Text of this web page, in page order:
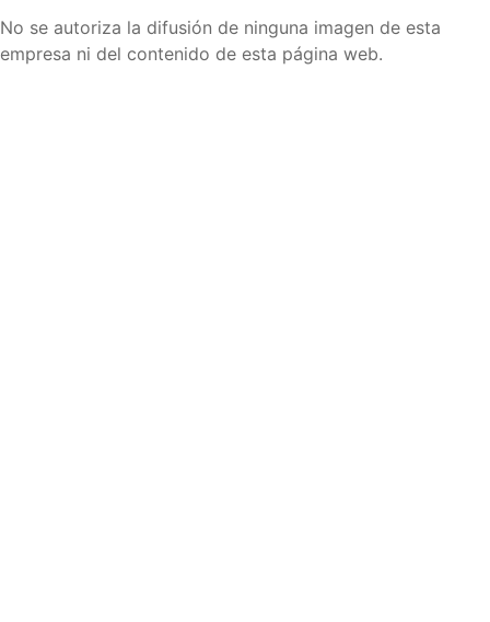
No se autoriza la difusión de ninguna imagen de esta
empresa ni del contenido de esta página web.